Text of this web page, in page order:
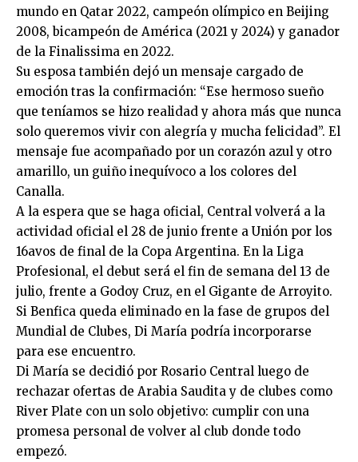
mundo en Qatar 2022, campeón olímpico en Beijing
2008, bicampeón de América (2021 y 2024) y ganador
de la Finalissima en 2022.
Su esposa también dejó un mensaje cargado de
emoción tras la confirmación: “Ese hermoso sueño
que teníamos se hizo realidad y ahora más que nunca
solo queremos vivir con alegría y mucha felicidad”. El
mensaje fue acompañado por un corazón azul y otro
amarillo, un guiño inequívoco a los colores del
Canalla.
A la espera que se haga oficial, Central volverá a la
actividad oficial el 28 de junio frente a Unión por los
16avos de final de la Copa Argentina. En la Liga
Profesional, el debut será el fin de semana del 13 de
julio, frente a Godoy Cruz, en el Gigante de Arroyito.
Si Benfica queda eliminado en la fase de grupos del
Mundial de Clubes, Di María podría incorporarse
para ese encuentro.
Di María se decidió por Rosario Central luego de
rechazar ofertas de Arabia Saudita y de clubes como
River Plate con un solo objetivo: cumplir con una
promesa personal de volver al club donde todo
empezó.